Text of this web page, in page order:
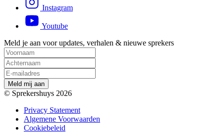
Instagram
Youtube
Meld je aan voor updates, verhalen & nieuwe sprekers
Meld mij aan
© Sprekershuys 2026
Privacy Statement
Algemene Voorwaarden
Cookiebeleid